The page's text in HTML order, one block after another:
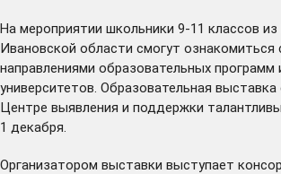
На мероприятии школьники 9-11 классов
Ивановской области смогут ознакомиться
направлениями образовательных программ
университетов. Образовательная выставка
Центре выявления и поддержки
1 декабря.
Организатором выставки выступает